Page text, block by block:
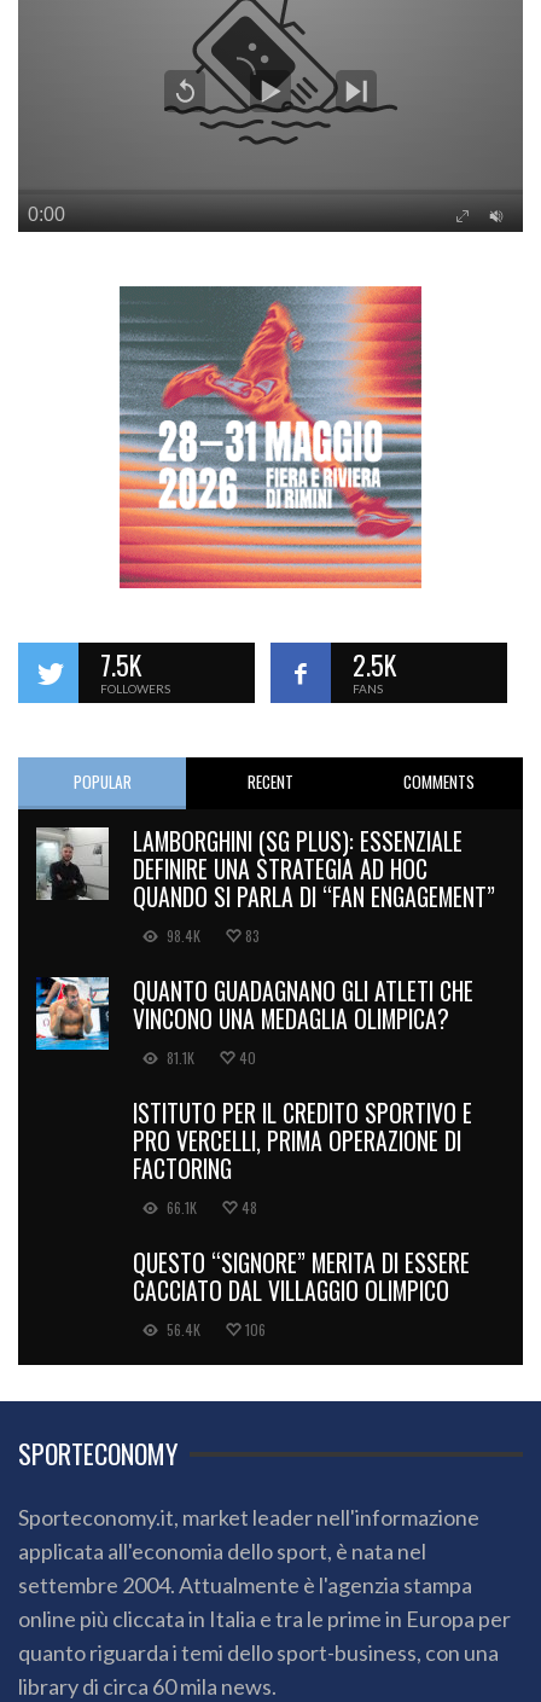
7.5K
FOLLOWERS
2.5K
FANS
POPULAR RECENT COMMENTS
LAMBORGHINI (SG PLUS): ESSENZIALE
DEFINIRE UNA STRATEGIA AD HOC
QUANDO SI PARLA DI “FAN ENGAGEMENT”
98.4K 83
QUANTO GUADAGNANO GLI ATLETI CHE
VINCONO UNA MEDAGLIA OLIMPICA?
81.1K 40
ISTITUTO PER IL CREDITO SPORTIVO E
PRO VERCELLI, PRIMA OPERAZIONE DI
FACTORING
66.1K 48
QUESTO “SIGNORE” MERITA DI ESSERE
CACCIATO DAL VILLAGGIO OLIMPICO
56.4K 106
SPORTECONOMY
Sporteconomy.it, market leader nell'informazione
applicata all'economia dello sport, è nata nel
settembre 2004. Attualmente è l'agenzia stampa
online più cliccata in Italia e tra le prime in Europa per
quanto riguarda i temi dello sport-business, con una
library di circa 60 mila news.